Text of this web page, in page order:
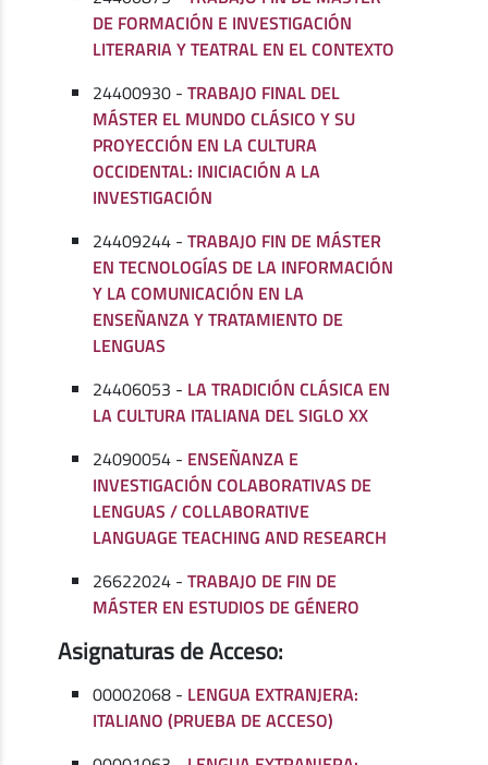
DE FORMACIÓN E INVESTIGACIÓN
LITERARIA Y TEATRAL EN EL CONTEXTO
24400930 -TRABAJO FINAL DEL
MÁSTER EL MUNDO CLÁSICO Y SU
PROYECCIÓN EN LA CULTURA
OCCIDENTAL: INICIACIÓN A LA
INVESTIGACIÓN
24409244 -TRABAJO FIN DE MÁSTER
EN TECNOLOGÍAS DE LA INFORMACIÓN
Y LA COMUNICACIÓN EN LA
ENSEÑANZA Y TRATAMIENTO DE
LENGUAS
24406053 - LA TRADICIÓN CLÁSICA EN
LA CULTURA ITALIANA DEL SIGLO XX
24090054 - ENSEÑANZA E
INVESTIGACIÓN COLABORATIVAS DE
LENGUAS / COLLABORATIVE
LANGUAGE TEACHING AND RESEARCH
26622024 -TRABAJO DE FIN DE
MÁSTER EN ESTUDIOS DE GÉNERO
Asignaturas de Acceso:
00002068 - LENGUA EXTRANJERA:
ITALIANO (PRUEBA DE ACCESO)